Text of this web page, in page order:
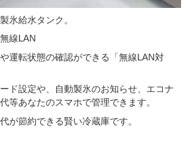
氷給水タンク。
線LAN
運転状態の確認ができる「無線LAN対
ド設定や、自動製氷のお知らせ、エコナ
等あなたのスマホで管理できます。
が節約できる賢い冷蔵庫です。